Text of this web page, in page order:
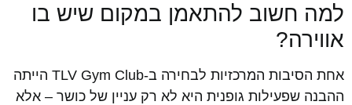
למה חשוב להתאמן במקום שיש בו
אווירה?
אחת הסיבות המרכזיות לבחירה ב-TLV Gym Club הייתה
ההבנה שפעילות גופנית היא לא רק עניין של כושר – אלא